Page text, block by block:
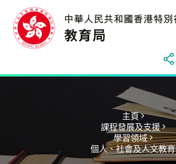
主頁 >
課程發展及支援 >
學習領域 >
個人、社會及人文教育